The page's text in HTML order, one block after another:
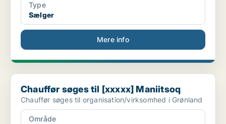
Type
Sælger
Mere info
Chauffør søges til [xxxxx] Maniitsoq
Chauffør søges til [xxxxx] Maniitsoq
Chauffør søges til organisation/virksomhed i Grønland
Område